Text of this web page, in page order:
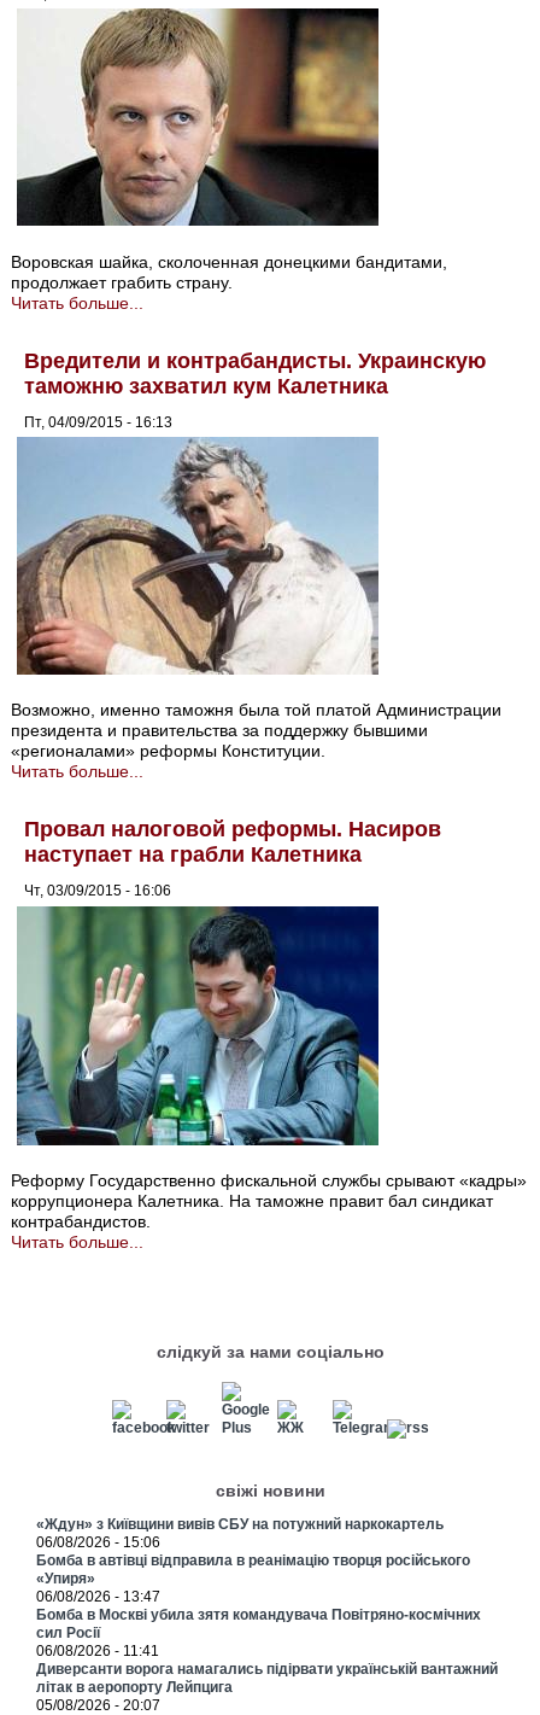
Воровская шайка, сколоченная донецкими бандитами,
продолжает грабить страну.
Читать больше...
Вредители и контрабандисты. Украинскую
таможню захватил кум Калетника
Пт, 04/09/2015 - 16:13
Возможно, именно таможня была той платой Администрации
президента и правительства за поддержку бывшими
«регионалами» реформы Конституции.
Читать больше...
Провал налоговой реформы. Насиров
наступает на грабли Калетника
Чт, 03/09/2015 - 16:06
Реформу Государственно фискальной службы срывают «кадры»
коррупционера Калетника. На таможне правит бал синдикат
контрабандистов.
Читать больше...
слідкуй за нами соціально
свіжі новини
«Ждун» з Київщини вивів СБУ на потужний наркокартель
06/08/2026 - 15:06
Бомба в автівці відправила в реанімацію творця російського
«Упиря»
06/08/2026 - 13:47
Бомба в Москві убила зятя командувача Повітряно-космічних
сил Росії
06/08/2026 - 11:41
Диверсанти ворога намагались підірвати українській вантажний
літак в аеропорту Лейпцига
05/08/2026 - 20:07